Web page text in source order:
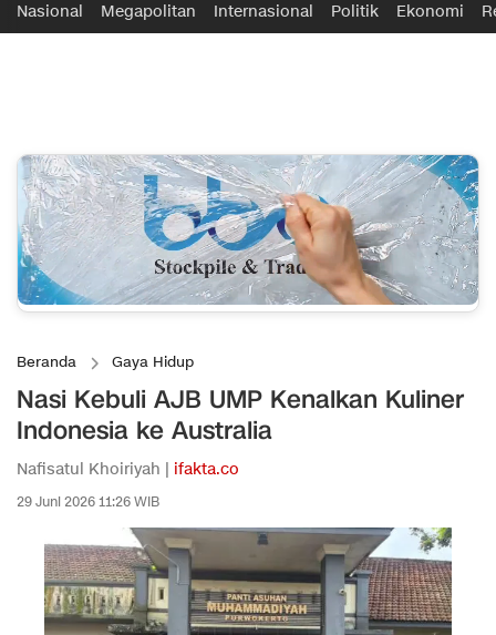
Nasional Megapolitan Internasional Politik Ekonomi
Beranda Gaya Hidup
Nasi Kebuli AJB UMP Kenalkan Kuliner
Indonesia ke Australia
Nafisatul Khoiriyah | ifakta.co
29 Juni 2026 11:26 WIB